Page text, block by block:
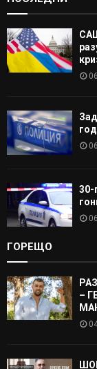
30-
ГОРЕЩО
–